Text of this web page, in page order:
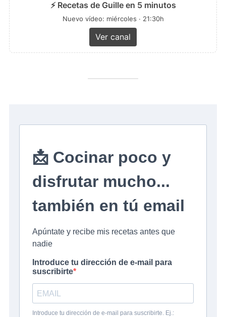
⚡ Recetas de Guille en 5 minutos
Nuevo vídeo: miércoles · 21:30h
Ver canal